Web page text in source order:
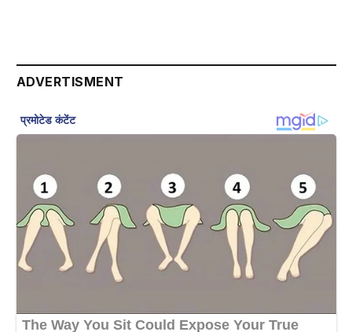
ADVERTISMENT